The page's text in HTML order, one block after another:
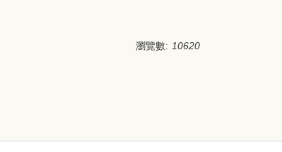
瀏覽數: 10620